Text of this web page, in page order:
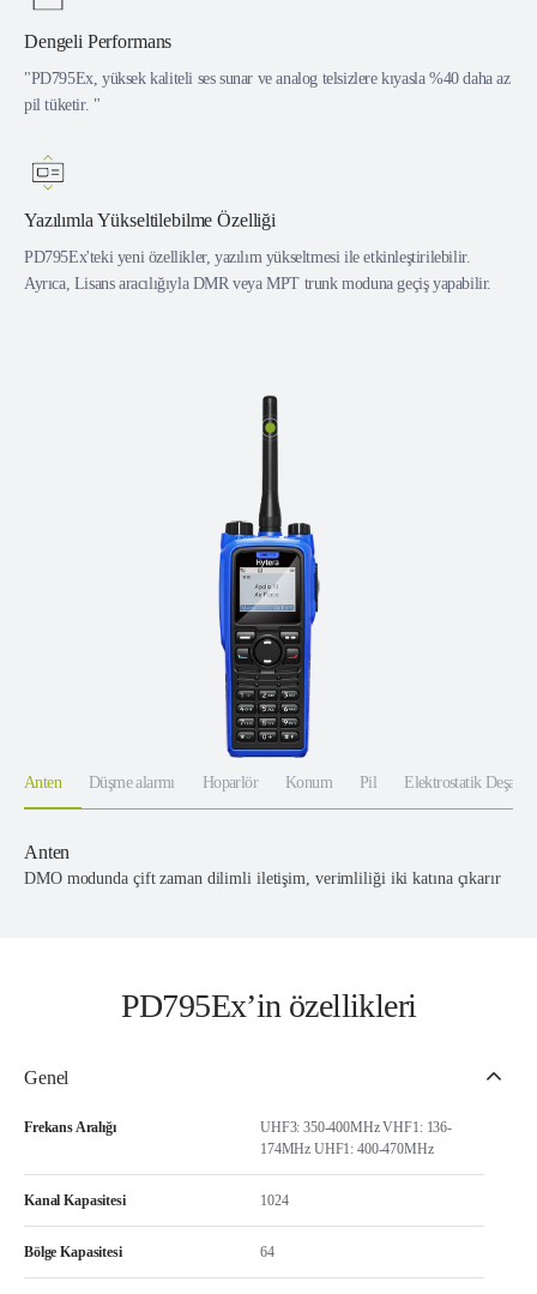
Dengeli Performans
"PD795Ex, yüksek kaliteli ses sunar ve analog telsizlere kıyasla %40 daha az
pil tüketir. "
Yazılımla Yükseltilebilme Özelliği
PD795Ex'teki yeni özellikler, yazılım yükseltmesi ile etkinleştirilebilir.
Ayrıca, Lisans aracılığıyla DMR veya MPT trunk moduna geçiş yapabilir.
Anten Düşme alarmı Hoparlör Konum Pil Elektrostatik Deşarj
Anten
DMO modunda çift zaman dilimli iletişim, verimliliği iki katına çıkarır
PD795Ex’in özellikleri
Genel
Frekans Aralığı
UHF3: 350-400MHz VHF1: 136-
174MHz UHF1: 400-470MHz
Kanal Kapasitesi 1024
Bölge Kapasitesi 64